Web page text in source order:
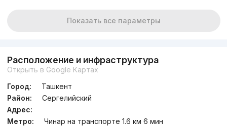
Показать все параметры
Расположение и инфраструктура
Открыть в Google Картах
Город:
Ташкент
Район:
Сергелийский
Адрес:
Метро:
Чинар на транспорте 1.6 км 6 мин